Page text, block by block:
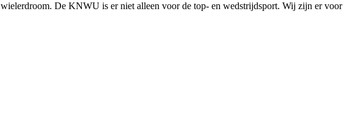
De KNWU is er niet alleen voor de top- en wedstrijdsport. Wij zijn er voor